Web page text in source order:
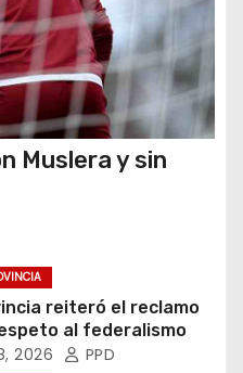
Muslera y sin
reiteró el reclamo
al federalismo
2026 PPD